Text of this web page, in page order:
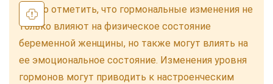
Важно отметить, что гормональные изменения не
только влияют на физическое состояние
беременной женщины, но также могут влиять на
ее эмоциональное состояние. Изменения уровня
гормонов могут приводить к настроенческим